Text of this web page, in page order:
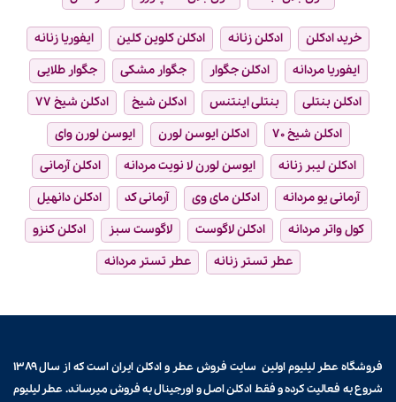
خرید ادکلن ادکلن زنانه ادکلن کلوین کلین
ایفوریا زنانه
ایفوریا مردانه
ادکلن جگوار جگوار مشکی
جگوار طلایی
ادکلن بنتلی
بنتلی اینتنس ادکلن شیخ
ادکلن شیخ ۷۷
ادکلن شیخ ۷۰
ادکلن ایوسن لورن
ایوسن لورن وای
ادکلن لیبر زنانه
ایوسن لورن لا نویت مردانه
ادکلن آرمانی
آرمانی یو مردانه
ادکلن مای وی آرمانی کد
ادکلن دانهیل
کول واتر مردانه
ادکلن لاگوست لاگوست سبز
ادکلن کنزو
عطر تستر زنانه
عطر تستر مردانه
فروشگاه عطر لیلیوم اولین سایت فروشعطر و ادکلن
ایران است که از سال ۱۳۸۹
شروع به فعالیت کرده و فقط ادکلن اصل و اورجینال به فروش میرساند. عطر لیلیوم